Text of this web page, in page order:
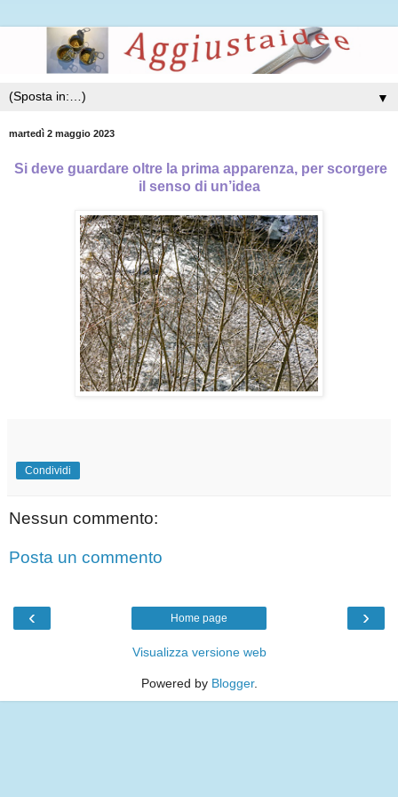
▼
martedì 2 maggio 2023
Si deve guardare oltre la prima apparenza, per scorgere
il senso di un’idea
Condividi
Nessun commento:
Posta un commento
‹ ›
Home page
Visualizza versione web
Powered by Blogger.